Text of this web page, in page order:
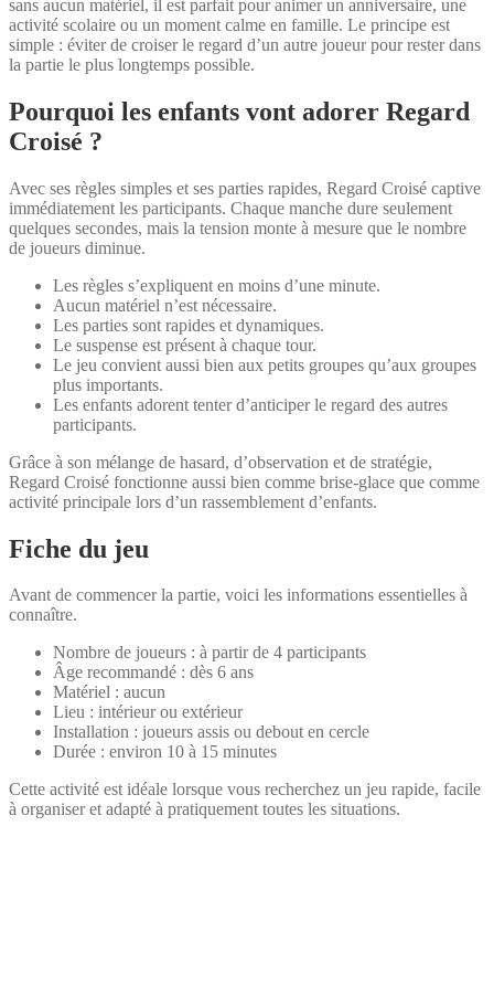
sans aucun matériel, il est parfait pour animer un anniversaire, une
activité scolaire ou un moment calme en famille. Le principe est
simple : éviter de croiser le regard d’un autre joueur pour rester dans
la partie le plus longtemps possible.
Pourquoi les enfants vont adorer Regard
Croisé ?
Avec ses règles simples et ses parties rapides, Regard Croisé captive
immédiatement les participants. Chaque manche dure seulement
quelques secondes, mais la tension monte à mesure que le nombre
de joueurs diminue.
Les règles s’expliquent en moins d’une minute.
Aucun matériel n’est nécessaire.
Les parties sont rapides et dynamiques.
Le suspense est présent à chaque tour.
Le jeu convient aussi bien aux petits groupes qu’aux groupes
plus importants.
Les enfants adorent tenter d’anticiper le regard des autres
participants.
Grâce à son mélange de hasard, d’observation et de stratégie,
Regard Croisé fonctionne aussi bien comme brise-glace que comme
activité principale lors d’un rassemblement d’enfants.
Fiche du jeu
Avant de commencer la partie, voici les informations essentielles à
connaître.
Nombre de joueurs : à partir de 4 participants
Âge recommandé : dès 6 ans
Matériel : aucun
Lieu : intérieur ou extérieur
Installation : joueurs assis ou debout en cercle
Durée : environ 10 à 15 minutes
Cette activité est idéale lorsque vous recherchez un jeu rapide, facile
à organiser et adapté à pratiquement toutes les situations.